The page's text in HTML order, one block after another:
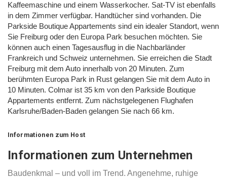
Kaffeemaschine und einem Wasserkocher. Sat-TV ist ebenfalls
in dem Zimmer verfügbar. Handtücher sind vorhanden. Die
Parkside Boutique Appartements sind ein idealer Standort, wenn
Sie Freiburg oder den Europa Park besuchen möchten. Sie
können auch einen Tagesausflug in die Nachbarländer
Frankreich und Schweiz unternehmen. Sie erreichen die Stadt
Freiburg mit dem Auto innerhalb von 20 Minuten. Zum
berühmten Europa Park in Rust gelangen Sie mit dem Auto in
10 Minuten. Colmar ist 35 km von den Parkside Boutique
Appartements entfernt. Zum nächstgelegenen Flughafen
Karlsruhe/Baden-Baden gelangen Sie nach 66 km.
Informationen zum Host
Informationen zum Unternehmen
Baudenkmal – und voll im Trend. Angenehme, ruhige